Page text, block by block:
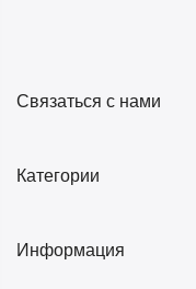
Связаться с нами
Категории
Информация